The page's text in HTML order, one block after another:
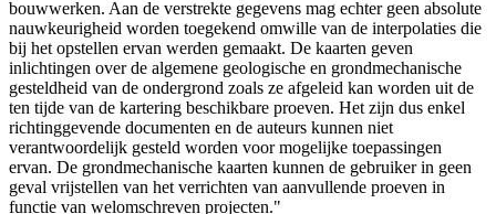
bouwwerken. Aan de verstrekte gegevens mag echter geen absolute
nauwkeurigheid worden toegekend omwille van de interpolaties die
bij het opstellen ervan werden gemaakt. De kaarten geven
inlichtingen over de algemene geologische en grondmechanische
gesteldheid van de ondergrond zoals ze afgeleid kan worden uit de
ten tijde van de kartering beschikbare proeven. Het zijn dus enkel
richtinggevende documenten en de auteurs kunnen niet
verantwoordelijk gesteld worden voor mogelijke toepassingen
ervan. De grondmechanische kaarten kunnen de gebruiker in geen
geval vrijstellen van het verrichten van aanvullende proeven in
functie van welomschreven projecten."